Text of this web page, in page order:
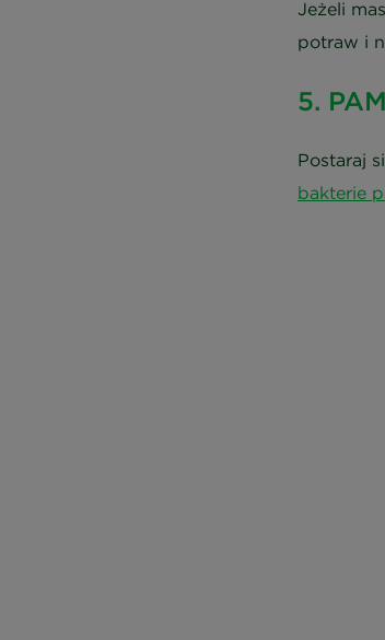
Jeżeli
potraw i
5.
Postaraj
bakterie